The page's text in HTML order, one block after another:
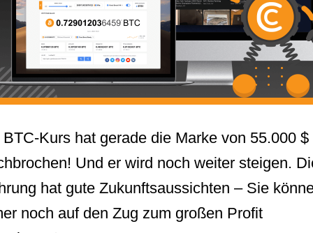
Kurs hat gerade die Marke von 55.000 $
Und er wird noch weiter steigen.
hat gute Zukunftsaussichten – Sie
noch auf den Zug zum großen Profit